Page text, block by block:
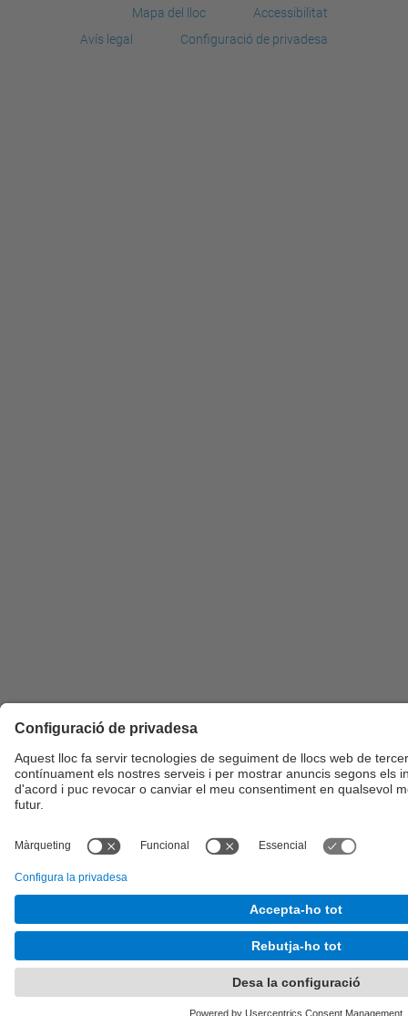
Mapa del lloc
Accessibilitat
Avís legal
Configuració de privadesa